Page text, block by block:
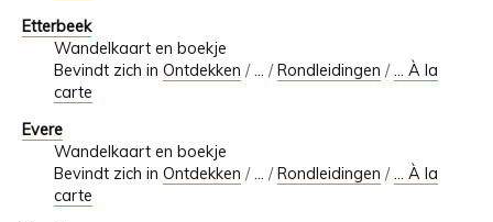
Etterbeek
Wandelkaart en boekje
Bevindt zich in Ontdekken / /Rondleidingen /
... À la
carte
Evere
Wandelkaart en boekje
Bevindt zich in Ontdekken /… /Rondleidingen /... À la
carte